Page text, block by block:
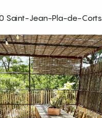
Saint-Jean-Pla-de-Corts